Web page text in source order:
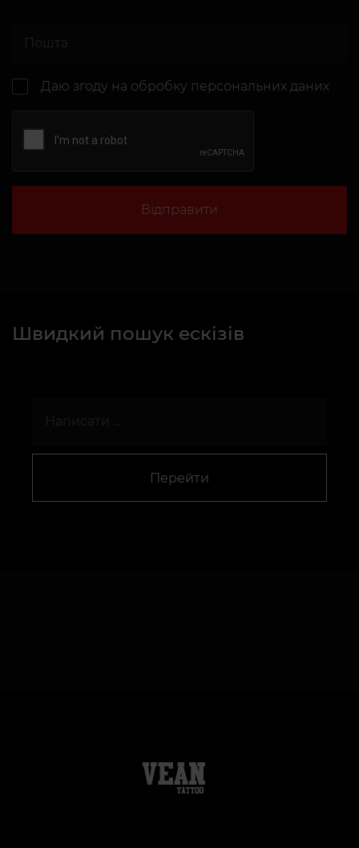
Даю згоду на обробку персональних даних
Відправити
Швидкий пошук ескізів
Перейти